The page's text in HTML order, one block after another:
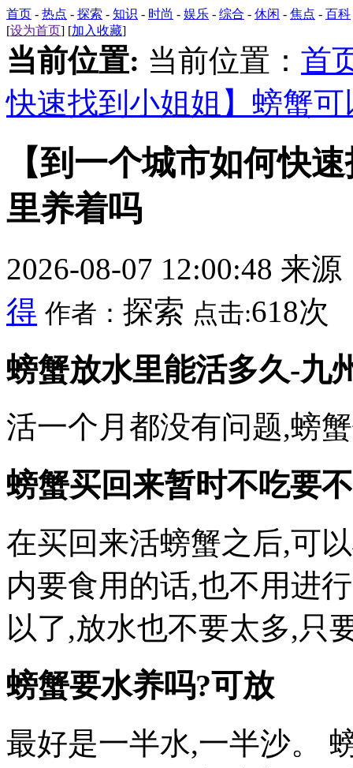
首页 - 热点 - 探索 - 知识 - 时尚 - 娱乐 - 综合 - 休闲 - 焦点 - 百科
[设为首页] [加入收藏]
当前位置: 当前位置： 首
快速找到小姐姐】螃蟹
【到一个城市如何快
里养着吗
2026-08-07 12:00:48 来源
得 作者： 探索 点击:618次
螃蟹放水里能活多久-九
活一个月都没有问题,螃
螃蟹买回来暂时不吃要
在买回来活螃蟹之后,可
内要食用的话,也不用进
以了,放水也不要太多,只
螃蟹要水养吗?可放
最好是一半水,一半沙。